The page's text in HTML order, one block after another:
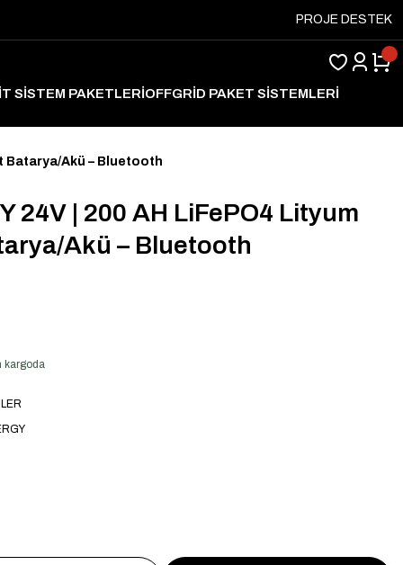
PROJE DESTEK
SİSTEM PAKETLERİOFFGRİD PAKET SİSTEMLERİ
Batarya/Akü – Bluetooth
24V | 200 AH LiFePO4 Lityum
Akü – Bluetooth
kargoda